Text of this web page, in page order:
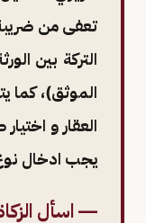
تعفى من ضريبة
التركة بين
الموثق)، كما
العقار و
يجب ادخال
— اسأل